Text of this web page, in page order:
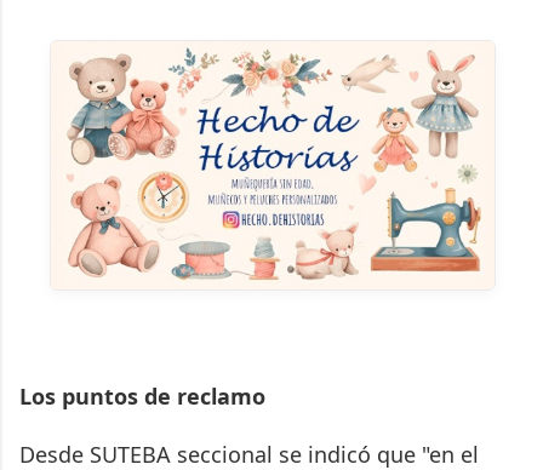
Los puntos de reclamo
Desde SUTEBA seccional se indicó que "en el